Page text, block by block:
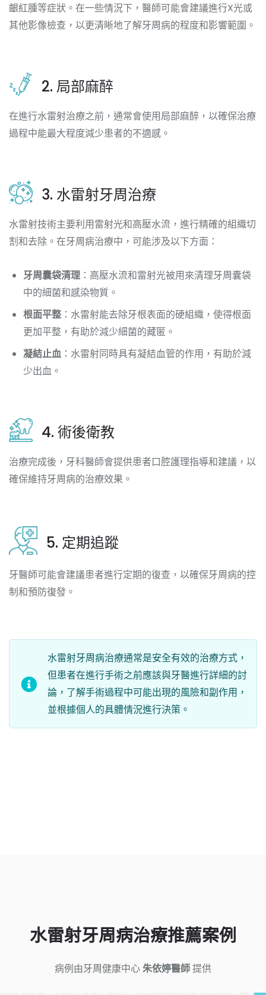
齦紅腫等症狀。在一些情況下，醫師可能會建議進行X光或
其他影像檢查，以更清晰地了解牙周病的程度和影響範圍。
2. 局部麻醉
在進行水雷射治療之前，通常會使用局部麻醉，以確保治療
過程中能最大程度減少患者的不適感。
3. 水雷射牙周治療
水雷射技術主要利用雷射光和高壓水流，進行精確的組織切
割和去除。在牙周病治療中，可能涉及以下方面：
牙周囊袋清理 ：高壓水流和雷射光被用來清理牙周囊袋
中的細菌和感染物質。
根面平整 ：水雷射能去除牙根表面的硬組織，使得根面
更加平整，有助於減少細菌的藏匿。
凝結止血 ：水雷射同時具有凝結血管的作用，有助於減
少出血。
4. 術後衛教
治療完成後，牙科醫師會提供患者口腔護理指導和建議，以
確保維持牙周病的治療效果。
5. 定期追蹤
牙醫師可能會建議患者進行定期的復查，以確保牙周病的控
制和預防復發。
水雷射牙周病治療通常是安全有效的治療方式，
但患者在進行手術之前應該與牙醫進行詳細的討
論，了解手術過程中可能出現的風險和副作用，
並根據個人的具體情況進行決策。
水雷射牙周病治療推薦案例
病例由牙周健康中心朱依婷醫師提供